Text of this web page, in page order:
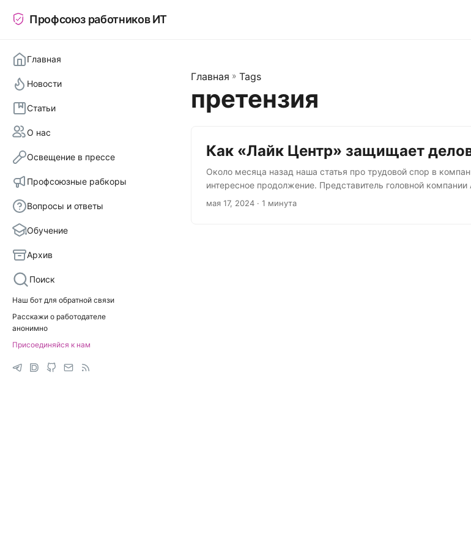
Профсоюз работников ИТ
Главная
Новости
Статьи
О нас
Освещение в прессе
Профсоюзные рабкоры
Вопросы и ответы
Обучение
Архив
Поиск
Наш бот для обратной связи
Расскажи о работодателе
анонимно
Присоединяйся к нам
Главная » Tags
претензия
Как «Лайк Центр» защищает
Около месяца назад наша статья про трудовой спор в
интересное продолжение. Представитель головной
администрации Хабра и нам претензию о защите деловой
мая 17, 2024 · 1 минута